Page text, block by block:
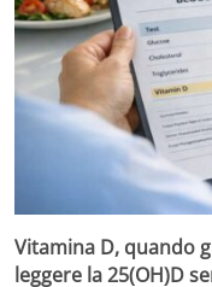
Vitamina D, quando
leggere la 25(OH)D